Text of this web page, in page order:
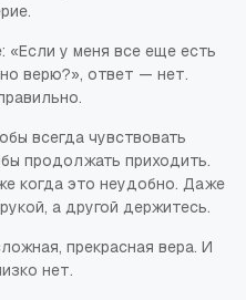
«Если у меня все еще есть
верю?», ответ — нет.
всегда чувствовать
продолжать приходить.
когда это неудобно. Даже
а другой держитесь.
прекрасная вера. И
нет.